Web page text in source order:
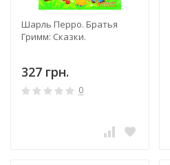
Шарль Перро. Братья
Гримм: Сказки.
327 грн.
0